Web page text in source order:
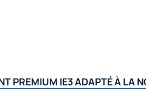
PREMIUM IE3 ADAPTÉ À LA